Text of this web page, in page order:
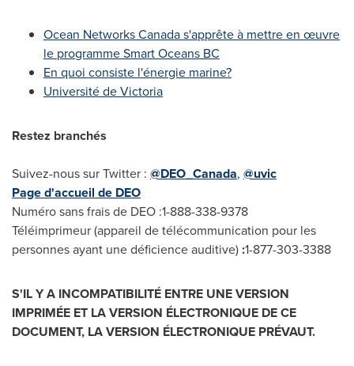
Ocean Networks Canada s'apprête à mettre en œuvre
le programme Smart Oceans BC
En quoi consiste l'énergie marine?
Université deVictoria
Restez branchés
Suivez-nous sur Twitter : @DEO_Canada, @uvic
Page d'accueil de DEO
Numéro sans frais de DEO :1-888-338-9378
Téléimprimeur (appareil de télécommunication pour les
personnes ayant une déficience auditive):1-877-303-3388
S'IL Y A INCOMPATIBILITÉ ENTRE UNE VERSION
IMPRIMÉE ET LA VERSION ÉLECTRONIQUE DE CE
DOCUMENT, LA VERSION ÉLECTRONIQUE PRÉVAUT.